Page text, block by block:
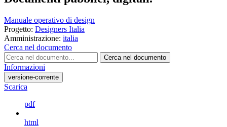
Manuale operativo di design
Progetto: Designers Italia
Amministrazione: italia
Cerca nel documento
Cerca nel documento
Informazioni
versione-corrente
Scarica
pdf
html